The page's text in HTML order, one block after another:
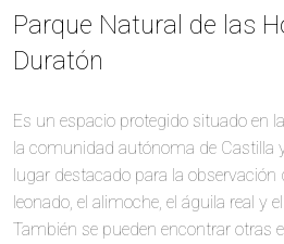
Parque Natural de las
Duratón
Es un espacio protegido situado en
la comunidad autónoma de Castilla
lugar destacado para la observación
leonado, el alimoche, el águila real y
También se pueden encontrar otras